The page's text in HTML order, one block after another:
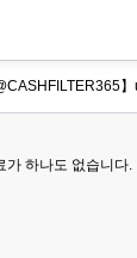
가 하나도 없습니다.